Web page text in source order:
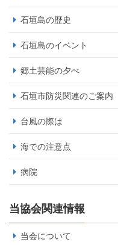
石垣島の歴史
石垣島のイベント
郷土芸能の夕べ
石垣市防災関連のご案内
台風の際は
海での注意点
病院
当協会関連情報
当会について